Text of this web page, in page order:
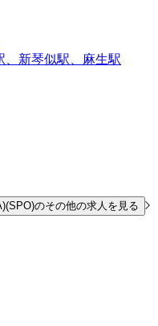
、新琴似駅、麻生駅
のその他の求人を見る